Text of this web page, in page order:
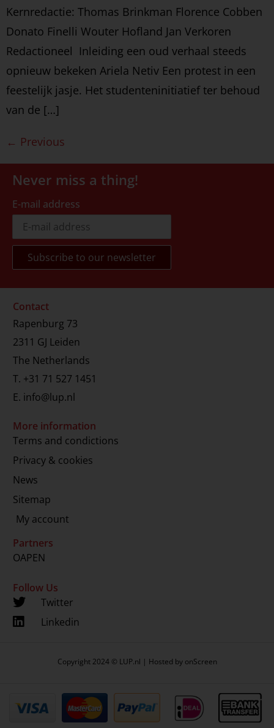
Kernredactie: Thomas Brinkman Florence Cobben
Donato Finelli Wouter Hofland Jan Verkoren
Redactioneel Inleiding een oud verhaal steeds
opnieuw bekeken Ariela Netiv Een protest in een
feestelijk jasje. Het studenteninitiatief ter behoud
van de […]
← Previous
Never miss a thing!
E-mail address
Contact
Rapenburg 73
2311 GJ Leiden
The Netherlands
T. +31 71 527 1451
E. info@lup.nl
More information
Terms and condictions
Privacy & cookies
News
Sitemap
My account
Partners
OAPEN
Follow Us
Twitter
Linkedin
Copyright 2024 © LUP.nl | Hosted by onScreen